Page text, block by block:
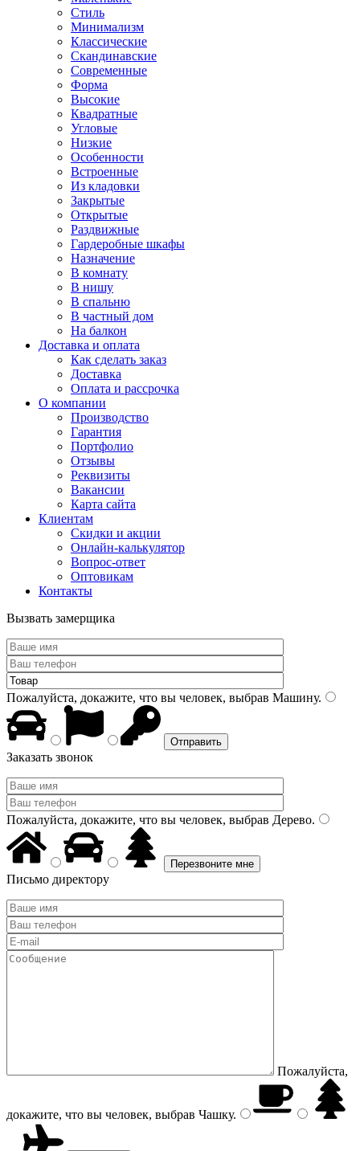
Стиль
Минимализм
Классические
Скандинавские
Современные
Форма
Высокие
Квадратные
Угловые
Низкие
Особенности
Встроенные
Из кладовки
Закрытые
Открытые
Раздвижные
Гардеробные шкафы
Назначение
В комнату
В нишу
В спальню
В частный дом
На балкон
Доставка и оплата
Как сделать заказ
Доставка
Оплата и рассрочка
О компании
Производство
Гарантия
Портфолио
Отзывы
Реквизиты
Вакансии
Карта сайта
Клиентам
Скидки и акции
Онлайн-калькулятор
Вопрос-ответ
Оптовикам
Контакты
Вызвать замерщика
Пожалуйста, докажите, что вы человек, выбрав Машину.
Заказать звонок
Пожалуйста, докажите, что вы человек, выбрав Дерево.
Письмо директору
Пожалуйста,
докажите, что вы человек, выбрав Чашку.